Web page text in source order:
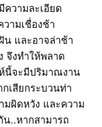
ความละเอียด
ามเชื่องช้า
น และอาจล่าช้า
จึงทำให้พลาด
นี้จะมีปริมาณงาน
เสียกระบวนท่า
มผิดหวัง และความ
น..หากสามารถ